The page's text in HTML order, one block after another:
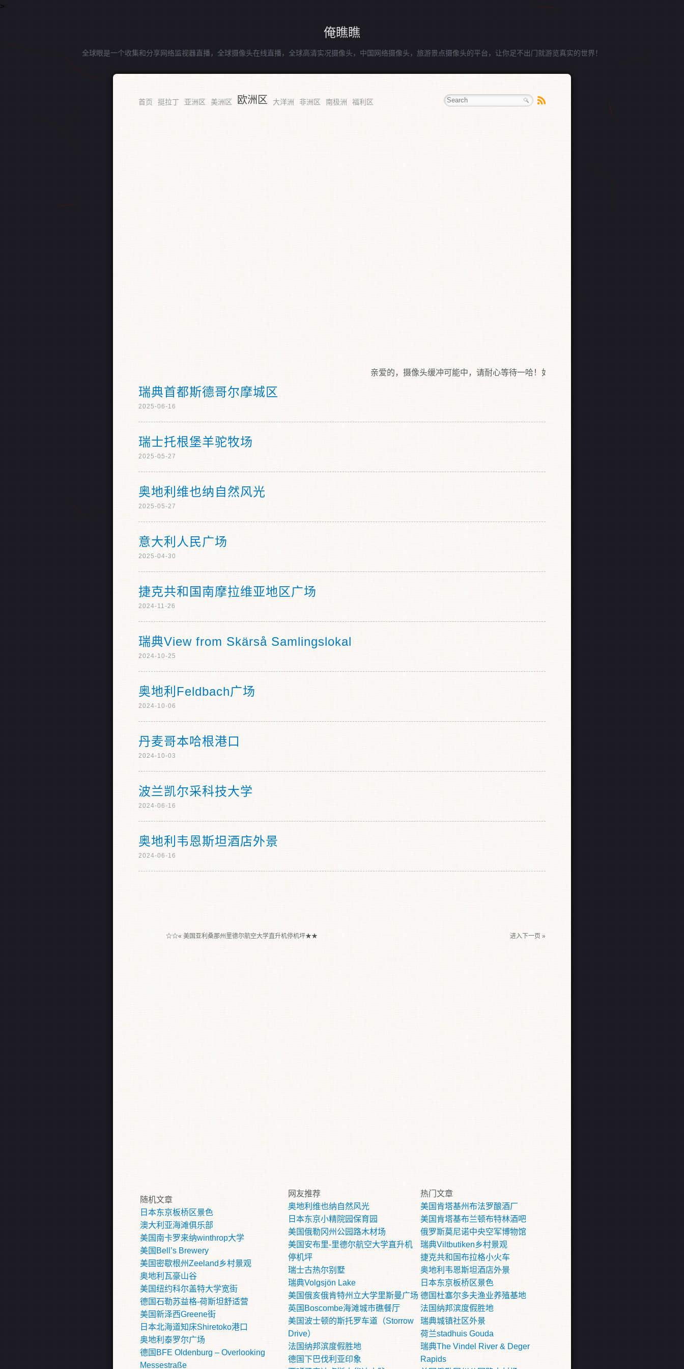
>
俺瞧瞧
全球眼是一个收集和分享网络监视器直播，全球摄像头在线直播，全球高清实况摄像头，中国网络摄像头，旅游景点摄像头的平台，让你足不出门就游览真实的世界！
首页 挺拉丁 亚洲区 美洲区 欧洲区 大洋洲 非洲区 南极洲 福利区
亲爱的，摄像头缓冲可能中，请耐心等待一哈！如摄像头无法显示建议：高速模式浏览（
瑞典首都斯德哥尔摩城区
2025-06-16
瑞士托根堡羊驼牧场
2025-05-27
奥地利维也纳自然风光
2025-05-27
意大利人民广场
2025-04-30
捷克共和国南摩拉维亚地区广场
2024-11-26
瑞典View from Skärså Samlingslokal
2024-10-25
奥地利Feldbach广场
2024-10-06
丹麦哥本哈根港口
2024-10-03
波兰凯尔采科技大学
2024-06-16
奥地利韦恩斯坦酒店外景
2024-06-16
☆☆« 美国亚利桑那州里德尔航空大学直升机停机坪★★ 进入下一页 »
随机文章
日本东京板桥区景色
澳大利亚海滩俱乐部
美国南卡罗来纳winthrop大学
美国Bell’s Brewery
美国密歇根州Zeeland乡村景观
奥地利瓦豪山谷
美国纽约科尔盖特大学宽街
德国石勒苏益格-荷斯坦舒适营
美国新泽西Greene街
日本北海道知床Shiretoko港口
奥地利泰罗尔广场
德国BFE Oldenburg – Overlooking
Messestraße
网友推荐
奥地利维也纳自然风光
日本东京小精院园保育园
美国俄勒冈州公园路木材场
美国安布里-里德尔航空大学直升机
停机坪
瑞士古热尔别墅
瑞典Volgsjön Lake
美国俄亥俄肯特州立大学里斯曼广场
英国Boscombe海滩城市礁餐厅
美国波士顿的斯托罗车道（Storrow
Drive）
法国纳邦滨度假胜地
德国下巴伐利亚印象
热门文章
美国肯塔基州布法罗酿酒厂
美国肯塔基布兰顿布特林酒吧
俄罗斯莫尼诺中央空军博物馆
瑞典Viltbutiken乡村景观
捷克共和国布拉格小火车
奥地利韦恩斯坦酒店外景
日本东京板桥区景色
德国杜塞尔多夫渔业养殖基地
法国纳邦滨度假胜地
瑞典城镇社区外景
荷兰stadhuis Gouda
瑞典The Vindel River & Deger
Rapids